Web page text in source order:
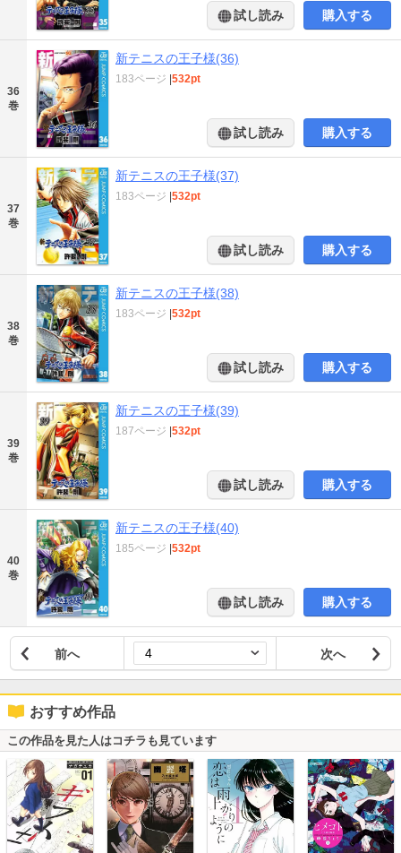
試し読み 購入する
36
巻
新テニスの王子様(36)
183ページ 532pt
試し読み 購入する
37
巻
新テニスの王子様(37)
183ページ 532pt
試し読み 購入する
38
巻
新テニスの王子様(38)
183ページ 532pt
試し読み 購入する
39
巻
新テニスの王子様(39)
187ページ 532pt
試し読み 購入する
40
巻
新テニスの王子様(40)
185ページ 532pt
試し読み 購入する
前へ 次へ
おすすめ作品
この作品を見た人はコチラも見ています